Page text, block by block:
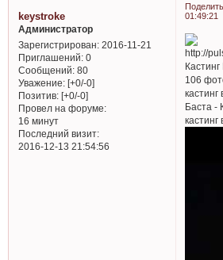
01:49:21
keystroke
Администратор
Зарегистрирован: 2016-11-21
Приглашений:0
Сообщений:80
Уважение: [+0/-0]
Позитив: [+0/-0]
Провел на форуме:
16 минут
Последний визит:
2016-12-13 21:54:56
106
Баста -